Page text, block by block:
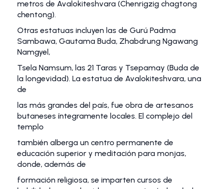
metros de Avalokiteshvara (Chenrigzig chagtong
chentong).
Otras estatuas incluyen las de Gurú Padma
Sambawa, Gautama Buda, Zhabdrung Ngawang
Namgyel,
Tsela Namsum, las 21 Taras y Tsepamay (Buda de
la longevidad). La estatua de Avalokiteshvara, una
de
las más grandes del país, fue obra de artesanos
butaneses íntegramente locales. El complejo del
templo
también alberga un centro permanente de
educación superior y meditación para monjas,
donde, además de
formación religiosa, se imparten cursos de